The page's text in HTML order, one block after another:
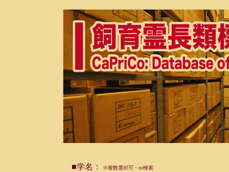
■学名： ※複数選択可・or検索